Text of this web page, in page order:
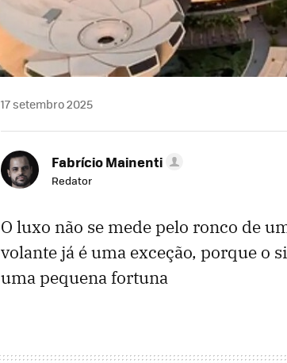
17 setembro 2025
Fabrício Mainenti
Redator
O luxo não se mede pelo ronco de
volante já é uma exceção, porque o
uma pequena fortuna